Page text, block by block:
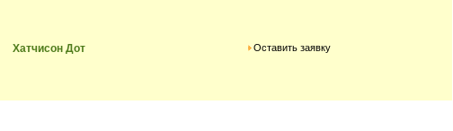
Хатчисон Дот Оставить заявку